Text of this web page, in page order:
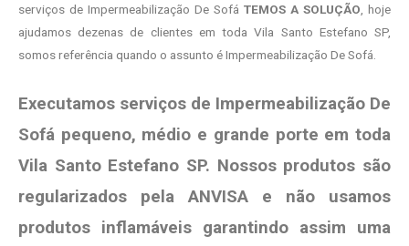
serviços de Impermeabilização De Sofá TEMOS A SOLUÇÃO , hoje
ajudamos dezenas de clientes em toda Vila Santo Estefano SP,
somos referência quando o assunto é Impermeabilização De Sofá.
Executamos serviços de Impermeabilização De
Sofá pequeno, médio e grande porte em toda
Vila Santo Estefano SP. Nossos produtos são
regularizados pela ANVISA e não usamos
produtos inflamáveis garantindo assim uma